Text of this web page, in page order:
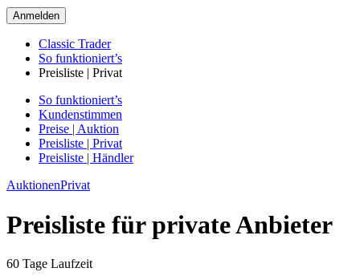
Anmelden
Classic Trader
So funktioniert’s
Preisliste | Privat
So funktioniert’s
Kundenstimmen
Preise | Auktion
Preisliste | Privat
Preisliste | Händler
AuktionenPrivat
Preisliste für private Anbieter
60 Tage Laufzeit